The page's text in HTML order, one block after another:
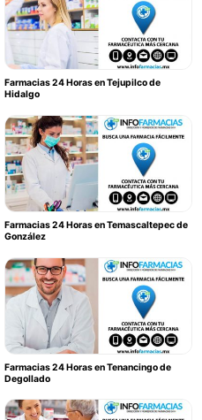
Farmacias 24 Horas en Tejupilco de
Hidalgo
Farmacias 24 Horas en Temascaltepec de
González
Farmacias 24 Horas en Tenancingo de
Degollado